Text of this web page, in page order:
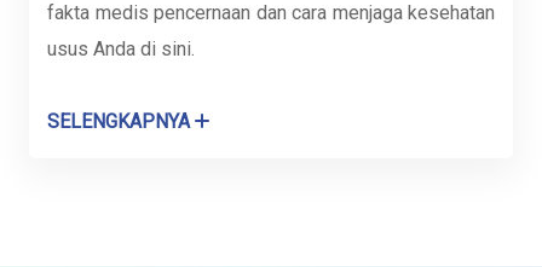
fakta medis pencernaan dan cara menjaga kesehatan
usus Anda di sini.
SELENGKAPNYA